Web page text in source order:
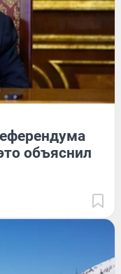
объяснил